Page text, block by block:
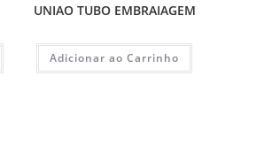
UNIAO TUBO EMBRAIAGEM
Adicionar ao Carrinho